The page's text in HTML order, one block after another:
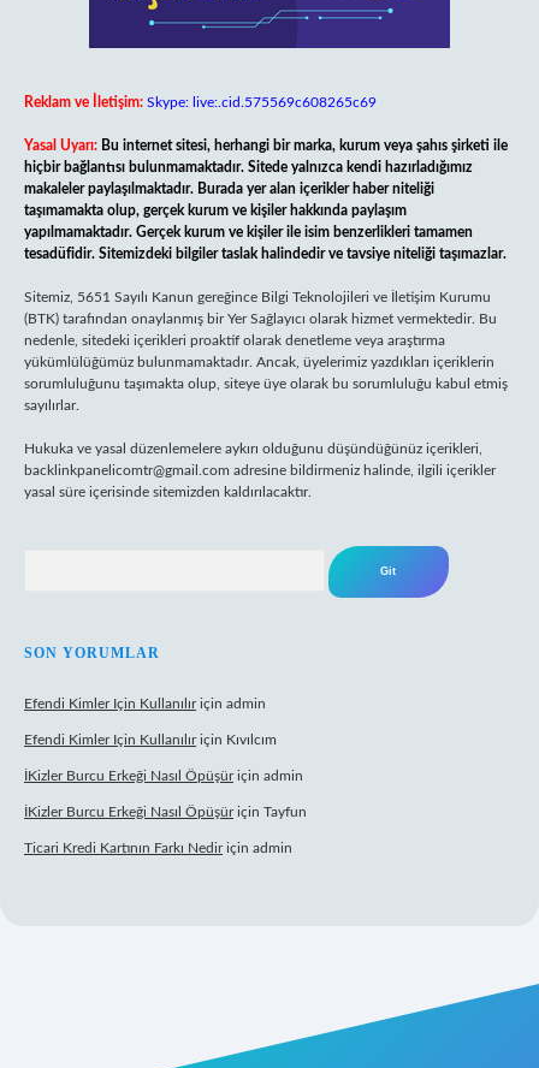
Reklam ve İletişim: Skype: live:.cid.575569c608265c69
Yasal Uyarı: Bu internet sitesi, herhangi bir marka, kurum veya şahıs şirketi ile
hiçbir bağlantısı bulunmamaktadır. Sitede yalnızca kendi hazırladığımız
makaleler paylaşılmaktadır. Burada yer alan içerikler haber niteliği
taşımamakta olup, gerçek kurum ve kişiler hakkında paylaşım
yapılmamaktadır. Gerçek kurum ve kişiler ile isim benzerlikleri tamamen
tesadüfidir. Sitemizdeki bilgiler taslak halindedir ve tavsiye niteliği taşımazlar.
Sitemiz, 5651 Sayılı Kanun gereğince Bilgi Teknolojileri ve İletişim Kurumu
(BTK) tarafından onaylanmış bir Yer Sağlayıcı olarak hizmet vermektedir. Bu
nedenle, sitedeki içerikleri proaktif olarak denetleme veya araştırma
yükümlülüğümüz bulunmamaktadır. Ancak, üyelerimiz yazdıkları içeriklerin
sorumluluğunu taşımakta olup, siteye üye olarak bu sorumluluğu kabul etmiş
sayılırlar.
Hukuka ve yasal düzenlemelere aykırı olduğunu düşündüğünüz içerikleri,
backlinkpanelicomtr@gmail.com adresine bildirmeniz halinde, ilgili içerikler
yasal süre içerisinde sitemizden kaldırılacaktır.
SON YORUMLAR
Efendi Kimler Için Kullanılıriçin admin
Efendi Kimler Için Kullanılıriçin Kıvılcım
İKizler Burcu Erkeği Nasıl Öpüşüriçin admin
İKizler Burcu Erkeği Nasıl Öpüşüriçin Tayfun
Ticari Kredi Kartının Farkı Nediriçin admin